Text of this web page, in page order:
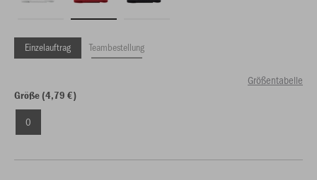
Einzelauftrag Teambestellung
Größentabelle
Größe (4,79 €)
0